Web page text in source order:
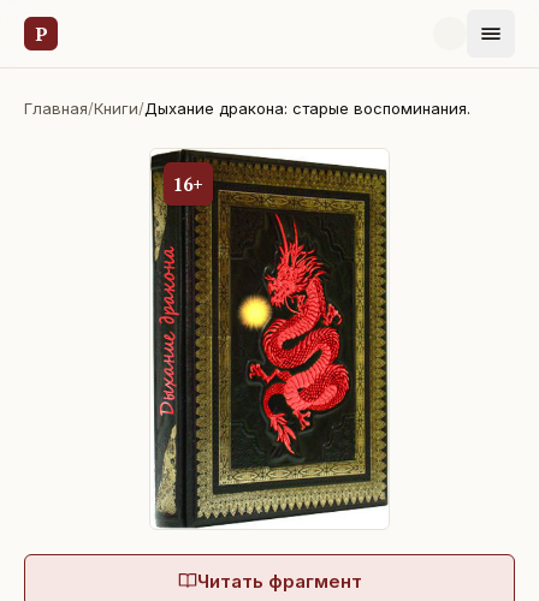
Р
Главная/Книги/Дыхание дракона: старые воспоминания.
16+
Читать фрагмент